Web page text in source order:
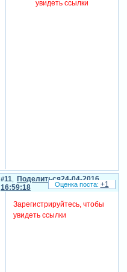
увидеть ссылки
Поделиться
11
24-04-2016
16:59:18
Зарегистрируйтесь, чтобы
увидеть ссылки
+1